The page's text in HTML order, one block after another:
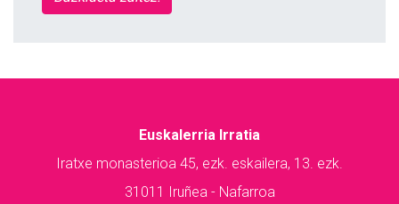
Euskalerria Irratia
Iratxe monasterioa 45, ezk. eskailera, 13. ezk.
31011 Iruñea - Nafarroa